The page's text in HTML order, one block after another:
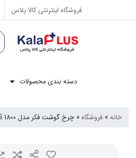
فروشگاه اینترنتی کالا پلاس
دسته بندی محصولات
خانه» فروشگاه» چرخ گوشت فکر مدل MINSO PLUS 1800